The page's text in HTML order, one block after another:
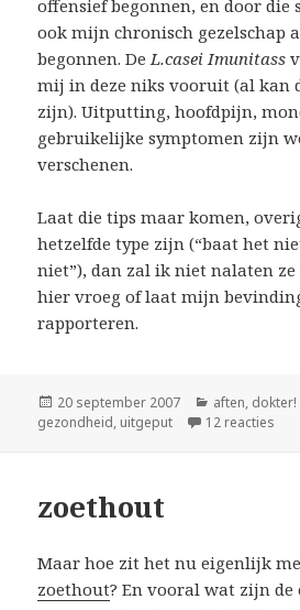
offensief begonnen, en door die
ook mijn chronisch gezelschap
begonnen. DeL.casei Imunitass
mij in deze niks vooruit (al kan
zijn). Uitputting, hoofdpijn,
gebruikelijke symptomen zijn
verschenen.
Laat die tips maar komen,
hetzelfde type zijn (“baat het
niet”), dan zal ik niet nalaten
hier vroeg of laat mijn
rapporteren.
Geplaatst
op
20 september 2007 Categorieën
aften,
gezondheid, uitgeput 12 reacties
zoethout
Maar hoe zit het nu eigenlijk
zoethout? En vooral wat zijn de